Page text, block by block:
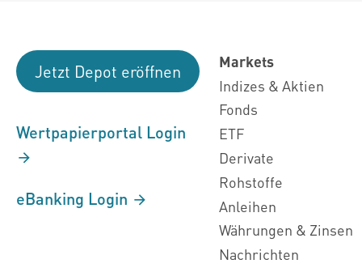
Jetzt Depot eröffnen
Wertpapierportal Login
eBanking Login
Markets
Indizes & Aktien
Fonds
ETF
Derivate
Rohstoffe
Anleihen
Währungen & Zinsen
Nachrichten